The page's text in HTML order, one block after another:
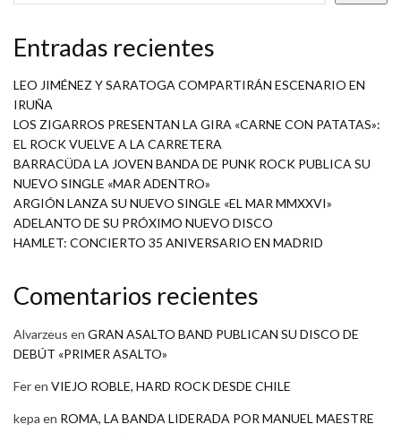
Entradas recientes
LEO JIMÉNEZ Y SARATOGA COMPARTIRÁN ESCENARIO EN
IRUÑA
LOS ZIGARROS PRESENTAN LA GIRA «CARNE CON PATATAS»:
EL ROCK VUELVE A LA CARRETERA
BARRACÜDA LA JOVEN BANDA DE PUNK ROCK PUBLICA SU
NUEVO SINGLE «MAR ADENTRO»
ARGIÓN LANZA SU NUEVO SINGLE «EL MAR MMXXVI»
ADELANTO DE SU PRÓXIMO NUEVO DISCO
HAMLET: CONCIERTO 35 ANIVERSARIO EN MADRID
Comentarios recientes
Alvarzeus en GRAN ASALTO BAND PUBLICAN SU DISCO DE
DEBÚT «PRIMER ASALTO»
Feren VIEJO ROBLE, HARD ROCK DESDE CHILE
kepa en ROMA, LA BANDA LIDERADA POR MANUEL MAESTRE